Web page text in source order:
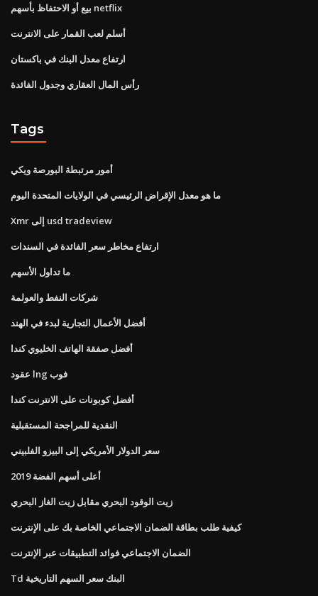
بيع أو الاحتفاظ بأسهم netflix
أسلم لعب القمار على الانترنت
ارتفاع معدل البنك في باكستان
رأس المال العقاري وجدول الفائدة
Tags
أمور مرتبطة البورصة ويكي
ما هو معدل الإقراض الرئيسي في الولايات المتحدة اليوم
Xmr إلى usd tradeview
ارتفاع مخاطر سعر الفائدة في السندات
ما تداول الأسهم
شركات النفط والعولمة
أفضل الأعمال التجارية لبدء في الهند
أفضل صفقة الهاتف الخليوي كندا
عقود lng فوب
أفضل كوبونات على الانترنت كندا
النقدية للمراجحة المستقبلية
سعر الدولار الأمريكي إلى البيزو الفلبيني
أعلى أسهم الفضة 2019
زيت الوقود البحري مقابل زيت الغاز البحري
كيفية طلب بطاقة الضمان الاجتماعي الخاصة بك على الإنترنت
الضمان الاجتماعي فوائد التطبيقات عبر الإنترنت
Td البنك سعر السهم التاريخية